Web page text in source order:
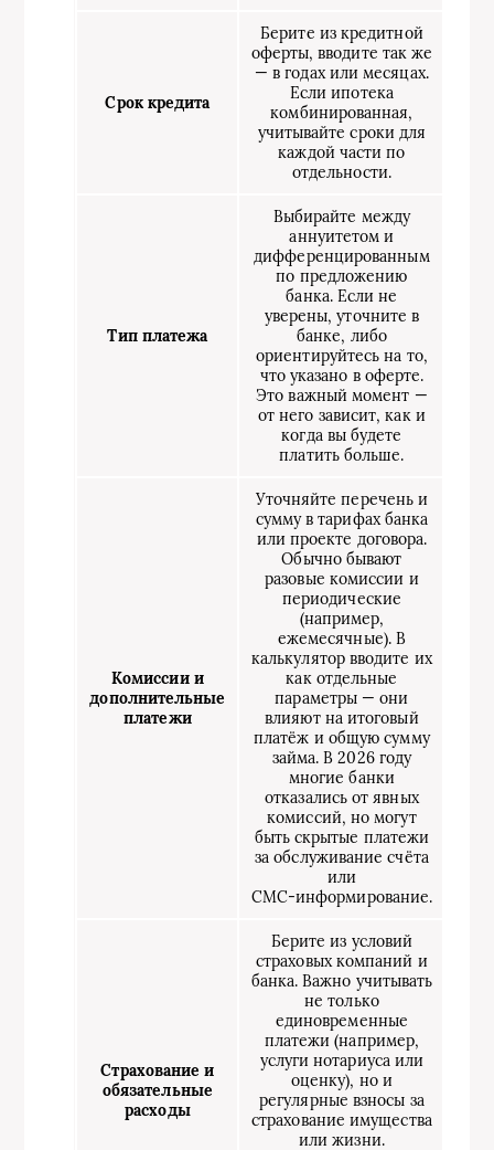
Срок кредита
Берите из кредитной
оферты, вводите так же
— в годах или месяцах.
Если ипотека
комбинированная,
учитывайте сроки для
каждой части по
отдельности.
Тип платежа
Выбирайте между
аннуитетом и
дифференцированным
по предложению
банка. Если не
уверены, уточните в
банке, либо
ориентируйтесь на то,
что указано в оферте.
Это важный момент —
от него зависит, как и
когда вы будете
платить больше.
Комиссии и
дополнительные
платежи
Уточняйте перечень и
сумму в тарифах банка
или проекте договора.
Обычно бывают
разовые комиссии и
периодические
(например,
ежемесячные). В
калькулятор вводите их
как отдельные
параметры — они
влияют на итоговый
платёж и общую сумму
займа. В 2026 году
многие банки
отказались от явных
комиссий, но могут
быть скрытые платежи
за обслуживание счёта
или
СМС‑информирование.
Страхование и
обязательные
расходы
Берите из условий
страховых компаний и
банка. Важно учитывать
не только
единовременные
платежи (например,
услуги нотариуса или
оценку), но и
регулярные взносы за
страхование имущества
или жизни.